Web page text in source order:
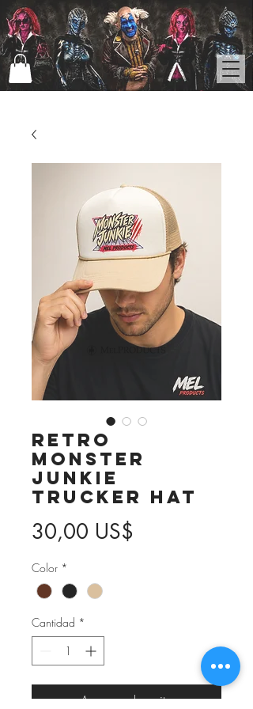
Retro
Monster
Junkie
Trucker Hat
30,00 US$
Color *
Cantidad *
Agregar al carrito